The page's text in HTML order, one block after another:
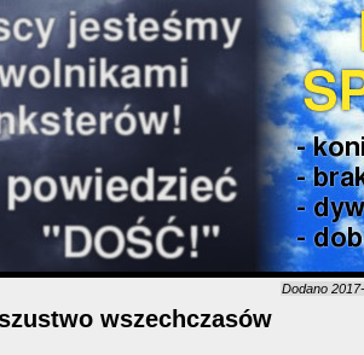
Dodano
wszechczasów